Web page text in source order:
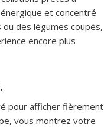
et concentré
des légumes coupés,
encore plus
pour afficher fièrement
vous montrez votre